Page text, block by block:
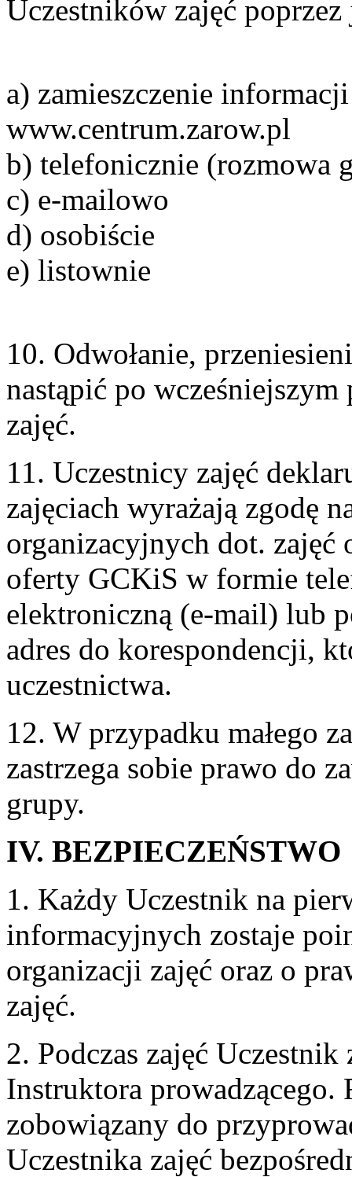
Uczestników zajęć
a) zamieszczenie
www.centrum.zarow.pl
b) telefonicznie (rozmowa
c) e-mailowo
d) osobiście
e) listownie
10. Odwołanie,
nastąpić po
zajęć.
11. Uczestnicy zajęć
zajęciach wyrażają zgodę
organizacyjnych dot.
oferty GCKiS w formie
elektroniczną (e-mail) lub
adres do korespondencji,
uczestnictwa.
12. W przypadku małego
zastrzega sobie prawo do
grupy.
IV. BEZPIECZEŃSTWO
1. Każdy Uczestnik na
informacyjnych zostaje
organizacji zajęć oraz o
zajęć.
2. Podczas zajęć
Instruktora prowadzącego.
zobowiązany do
Uczestnika zajęć